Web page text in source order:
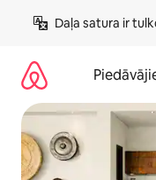
saturu
Daļa satura ir